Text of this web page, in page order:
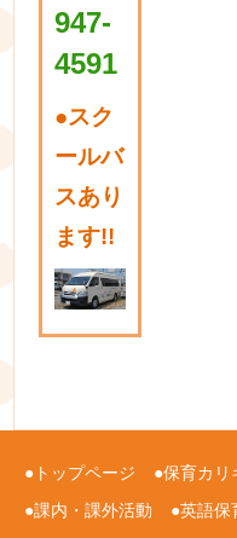
947-
4591
●スク
ールバ
スあり
ます!!
トップページ 保育カリ
課内・課外活動
英語保